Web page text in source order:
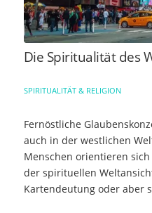
Die Spiritualität des
SPIRITUALITÄT & RELIGION
Fernöstliche
auch in der westlichen
Menschen orientieren
der spirituellen
Kartendeutung oder aber